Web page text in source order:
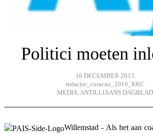
Politici moeten
16 DECEMBER 2013
redactie_curacao_2010_KKC
MEDIA,ANTILLIAANS DAGBLAD
Willemstad - Als het aan